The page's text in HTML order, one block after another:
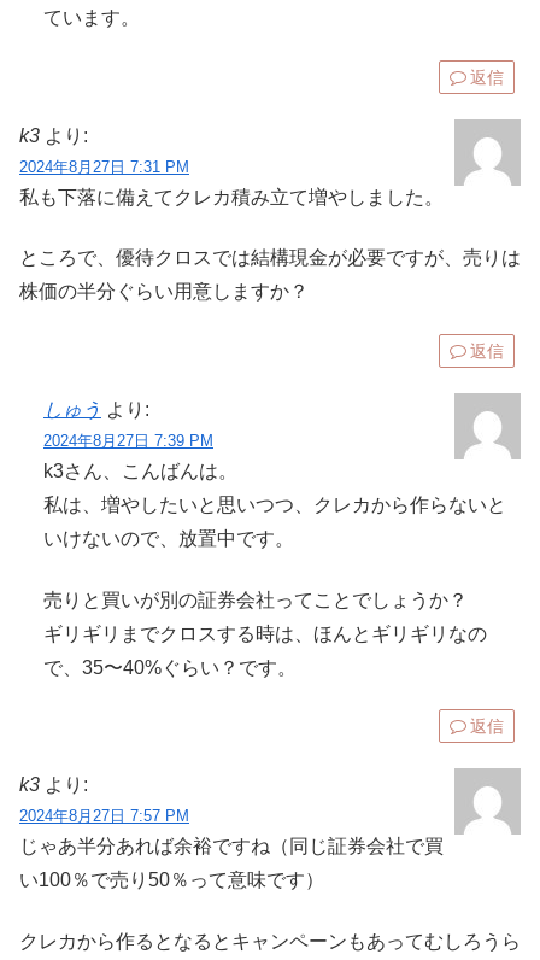
ています。
返信
k3 より:
2024年8月27日 7:31 PM
私も下落に備えてクレカ積み立て増やしました。
ところで、優待クロスでは結構現金が必要ですが、売りは
株価の半分ぐらい用意しますか？
返信
しゅう より:
2024年8月27日 7:39 PM
k3さん、こんばんは。
私は、増やしたいと思いつつ、クレカから作らないと
いけないので、放置中です。
売りと買いが別の証券会社ってことでしょうか？
ギリギリまでクロスする時は、ほんとギリギリなの
で、35〜40%ぐらい？です。
返信
k3 より:
2024年8月27日 7:57 PM
じゃあ半分あれば余裕ですね（同じ証券会社で買
い100％で売り50％って意味です）
クレカから作るとなるとキャンペーンもあってむしろうら